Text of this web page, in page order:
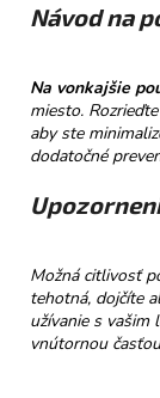
Návod na
Na vonkajšie
miesto.
aby ste
dodatočné
Možná citlivosť
tehotná, dojčíte
užívanie s vašim
vnútornou